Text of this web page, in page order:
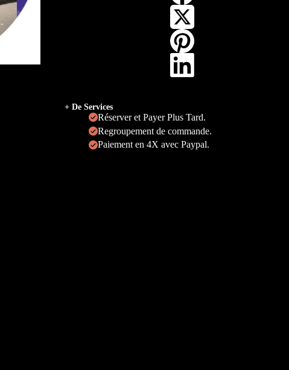
+ De Services
Réserver et Payer Plus Tard.
Regroupement de commande.
Paiement en 4X avec Paypal.